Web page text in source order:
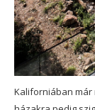
Kaliforniában már